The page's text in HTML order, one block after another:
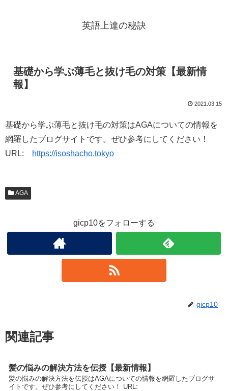
英語上達の秘訣
基礎から学ぶ薄毛と抜け毛の対策【最新情
報】
2021.03.15
基礎から学ぶ薄毛と抜け毛の対策はAGAについての情報を
網羅したブログサイトです。ぜひ参考にしてください！
URL:
https://isoshacho.tokyo
AGA
gicp10をフォローする
gicp10
関連記事
髪の悩みの解決方法を伝授【最新情報】
髪の悩みの解決方法を伝授はAGAについての情報を網羅したブログサ
イトです。ぜひ参考にしてください！ URL: